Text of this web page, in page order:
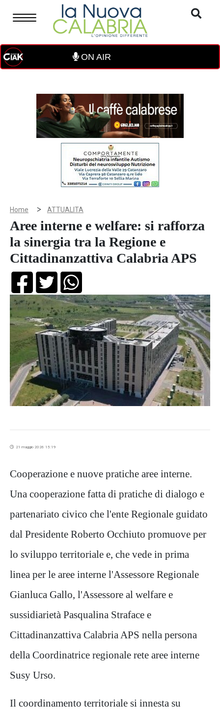
ON AIR
Home > ATTUALITA
Aree interne e welfare: si rafforza
la sinergia tra la Regione e
Cittadinanzattiva Calabria APS
21 maggio 2026 15:19
Cooperazione e nuove pratiche aree interne.
Una cooperazione fatta di pratiche di dialogo e
partenariato civico che l'ente Regionale guidato
dal Presidente Roberto Occhiuto promuove per
lo sviluppo territoriale e, che vede in prima
linea per le aree interne l'Assessore Regionale
Gianluca Gallo, l'Assessore al welfare e
sussidiarietà Pasqualina Straface e
Cittadinanzattiva Calabria APS nella persona
della Coordinatrice regionale rete aree interne
Susy Urso.
Il coordinamento territoriale si innesta su